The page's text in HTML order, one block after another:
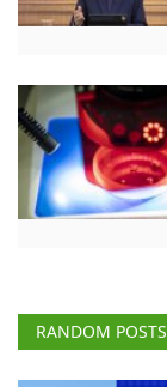
RANDOM POSTS